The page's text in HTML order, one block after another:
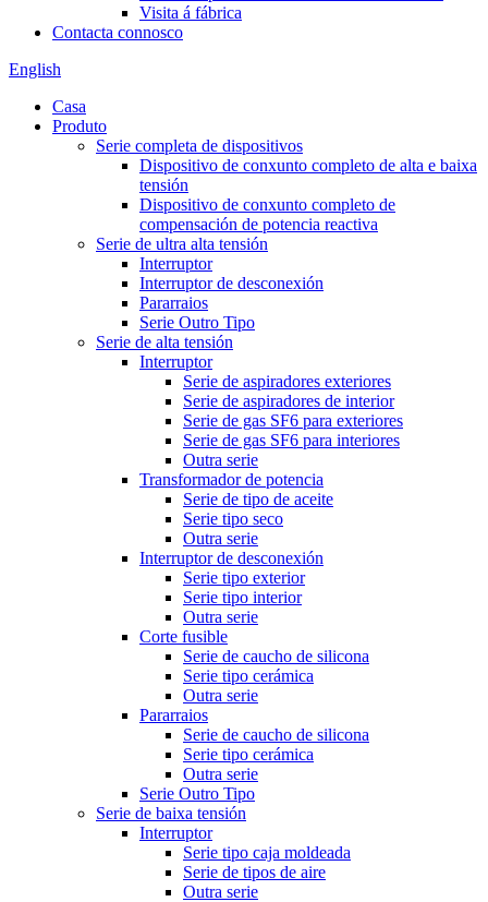
Visita á fábrica
Contacta connosco
English
Casa
Produto
Serie completa de dispositivos
Dispositivo de conxunto completo de alta e baixa
tensión
Dispositivo de conxunto completo de
compensación de potencia reactiva
Serie de ultra alta tensión
Interruptor
Interruptor de desconexión
Pararraios
Serie Outro Tipo
Serie de alta tensión
Interruptor
Serie de aspiradores exteriores
Serie de aspiradores de interior
Serie de gas SF6 para exteriores
Serie de gas SF6 para interiores
Outra serie
Transformador de potencia
Serie de tipo de aceite
Serie tipo seco
Outra serie
Interruptor de desconexión
Serie tipo exterior
Serie tipo interior
Outra serie
Corte fusible
Serie de caucho de silicona
Serie tipo cerámica
Outra serie
Pararraios
Serie de caucho de silicona
Serie tipo cerámica
Outra serie
Serie Outro Tipo
Serie de baixa tensión
Interruptor
Serie tipo caja moldeada
Serie de tipos de aire
Outra serie